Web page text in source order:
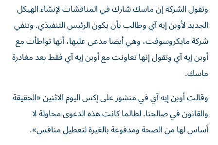
وتقول الشركة إن ‌ماسك شارك في المناقشات لإنشاء الهيكل
الجديد لأوبن إيه آي ⁠وطالب بأن يكون الرئيس التنفيذي. وتنفي
شركة مايكروسوفت، وهي أيضا مدعى عليها، أنها تواطأت ‌مع
أوبن إيه آي وتقول إنها تعاونت مع أوبن إيه آي فقط بعد مغادرة
ماسك.
وقالت أوبن إيه آي في منشور على إكس اليوم الاثنين «الحقيقة
والقانون في صالحنا. لطالما كانت هذه الدعوى محاولة ⁠لا
أساس لها من الصحة ومدفوعة بالغيرة لتعطيل منافس».